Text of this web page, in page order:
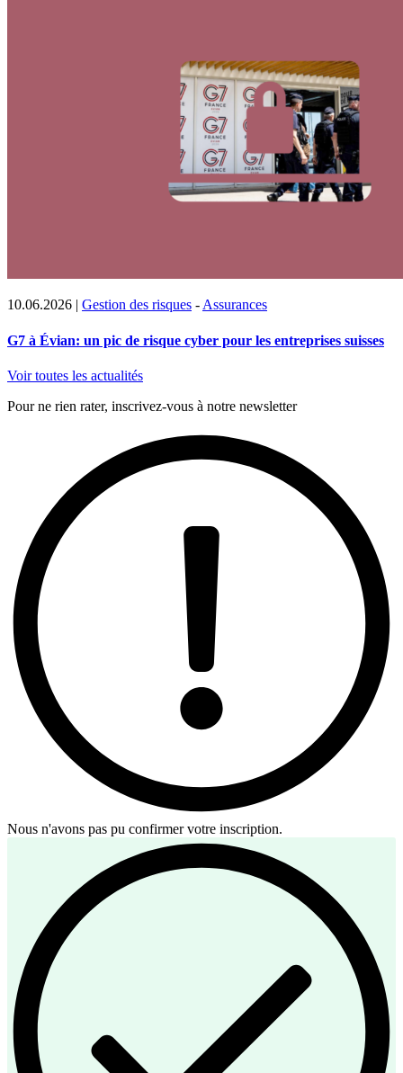
10.06.2026 | Gestion des risques - Assurances
G7 à Évian: un pic de risque cyber pour les entreprises suisses
Voir toutes les actualités
Pour ne rien rater, inscrivez-vous à notre newsletter
Nous n'avons pas pu confirmer votre inscription.